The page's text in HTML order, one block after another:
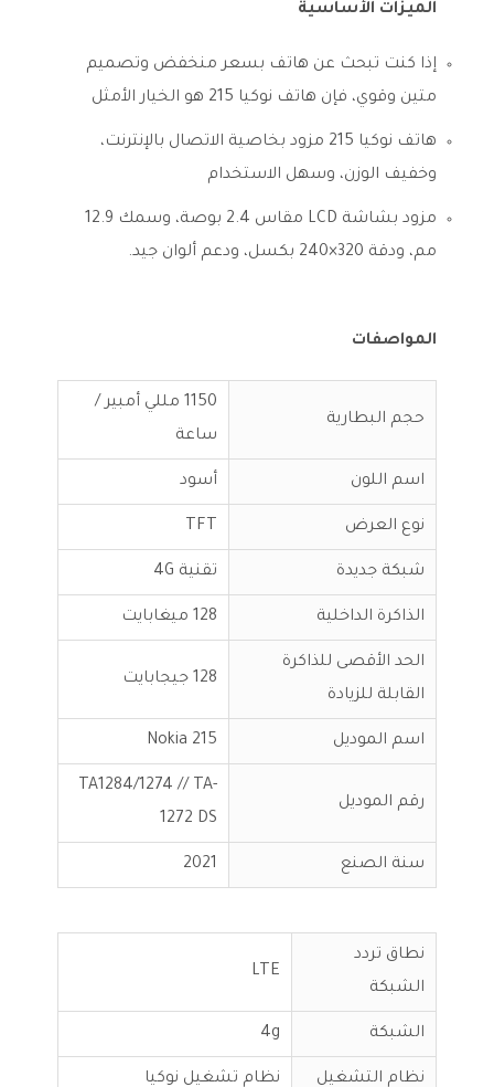
الميزات الأساسية
إذا كنت تبحث عن هاتف بسعر منخفض وتصميم
متين وقوي، فإن هاتف نوكيا 215 هو الخيار الأمثل
هاتف نوكيا 215 مزود بخاصية الاتصال بالإنترنت،
وخفيف الوزن، وسهل الاستخدام
مزود بشاشة LCD مقاس 2.4 بوصة، وسمك 12.9
مم، ودقة 320×240 بكسل، ودعم ألوان جيد.
المواصفات
حجم البطارية
1150 مللي أمبير /
ساعة
اسم اللون أسود
نوع العرض TFT
شبكة جديدة تقنية 4G
الذاكرة الداخلية 128 ميغابايت
الحد الأقصى للذاكرة
القابلة للزيادة
128 جيجابايت
اسم الموديل Nokia 215
رقم الموديل
TA1284/1274 // TA-
1272 DS
سنة الصنع 2021
نطاق تردد
الشبكة
LTE
الشبكة 4g
نظام التشغيل نظام تشغيل نوكيا